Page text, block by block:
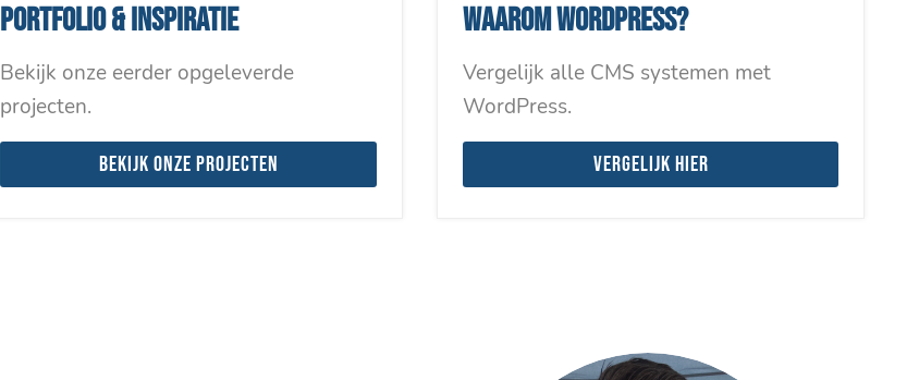
Portfolio & inspiratie
Bekijk onze eerder opgeleverde
projecten.
Bekijk onze projecten
Waarom WordPress?
Vergelijk alle CMS systemen met
WordPress.
Vergelijk hier